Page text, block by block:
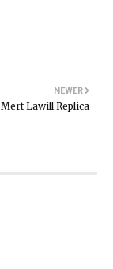
NEWER
Mert Lawill Replica